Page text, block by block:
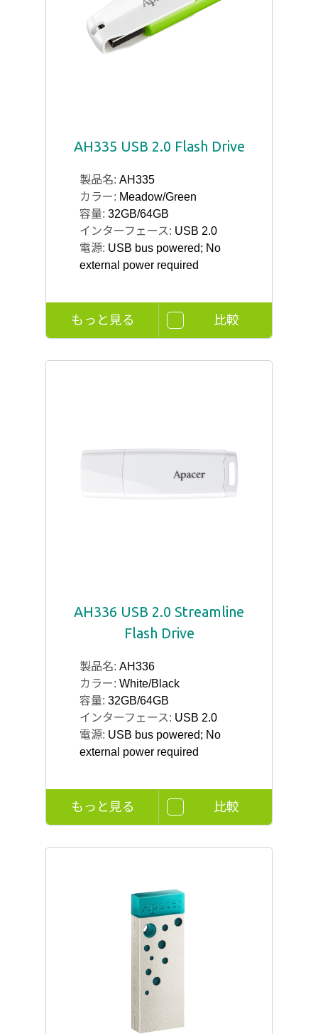
AH335 USB 2.0 Flash Drive
製品名: AH335
カラー: Meadow/Green
容量: 32GB/64GB
インターフェース: USB 2.0
電源: USB bus powered; No
external power required
もっと見る 比較
AH336 USB 2.0 Streamline
Flash Drive
製品名: AH336
カラー: White/Black
容量: 32GB/64GB
インターフェース: USB 2.0
電源: USB bus powered; No
external power required
もっと見る 比較